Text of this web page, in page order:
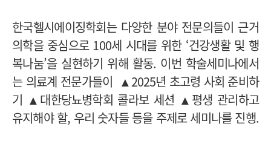
한국헬시에이징학회는 다양한 분야 전문의들이 근거
의학을 중심으로 100세 시대를 위한 ‘건강생활 및 행
복나눔’을 실현하기 위해 활동. 이번 학술세미나에서
는 의료계 전문가들이 ▲2025년 초고령 사회 준비하
기 ▲대한당뇨병학회 콜라보 세션 ▲평생 관리하고
유지해야 할, 우리 숫자들 등을 주제로 세미나를 진행.